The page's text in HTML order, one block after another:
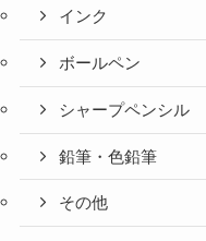
インク
ボールペン
シャープペンシル
鉛筆・色鉛筆
その他